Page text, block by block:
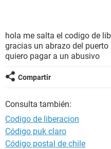
hola me salta el codigo de
gracias un abrazo del
quiero pagar a un abusivo
Compartir
Consulta también:
Codigo de liberacion
Código puk claro
Código postal de chile